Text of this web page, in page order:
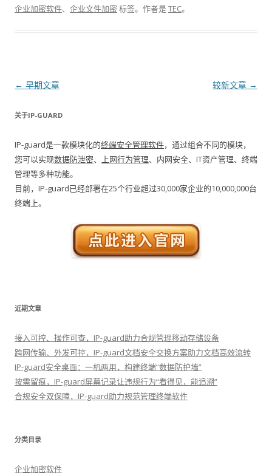
企业加密软件、 企业文件加密标签。 作者是TEC。
文章导航
← 早期文章 较新文章 →
关于IP-GUARD
IP-guard是一款模块化的终端安全管理软件，通过组合不同的模块，
您可以实现数据防泄密、 上网行为管理、内网安全、IT资产管理、终端
管理等多种功能。
目前，IP-guard已经部署在25个行业超过30,000家企业的10,000,000台
终端上。
近期文章
接入可控、操作可查，IP-guard助力合规管理移动存储设备
跨网传输、外发可控，IP-guard文档安全交换方案助力文档高效流转
IP-guard安全桌面：一机两用，构建终端“数据防护墙”
按需留痕，IP-guard屏幕记录让违规行为“看得见，能追溯”
合规安全双保障，IP-guard助力规范管理终端软件
分类目录
企业加密软件